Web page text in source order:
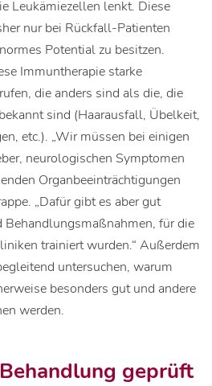
Leukämiezellen lenkt. Diese
nur bei Rückfall-Patienten
Potential zu besitzen.
Immuntherapie starke
die anders sind als die, die
sind (Haarausfall, Übelkeit,
etc.). „Wir müssen bei einigen
neurologischen Symptomen
Organbeeinträchtigungen
„Dafür gibt es aber gut
für die
trainiert wurden.“ Außerdem
untersuchen, warum
besonders gut und andere
werden.
geprüft